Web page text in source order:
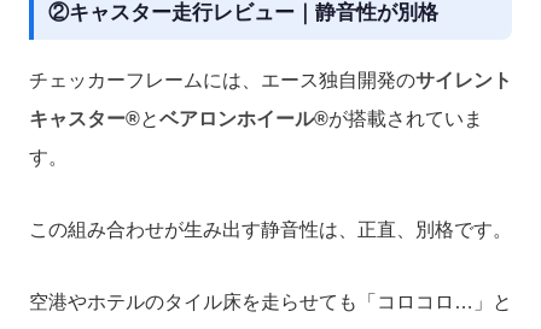
②キャスター走行レビュー｜静音性が別格
チェッカーフレームには、エース独自開発のサイレント
キャスター®とベアロンホイール®が搭載されていま
す。
この組み合わせが生み出す静音性は、正直、別格です。
空港やホテルのタイル床を走らせても「コロコロ…」と